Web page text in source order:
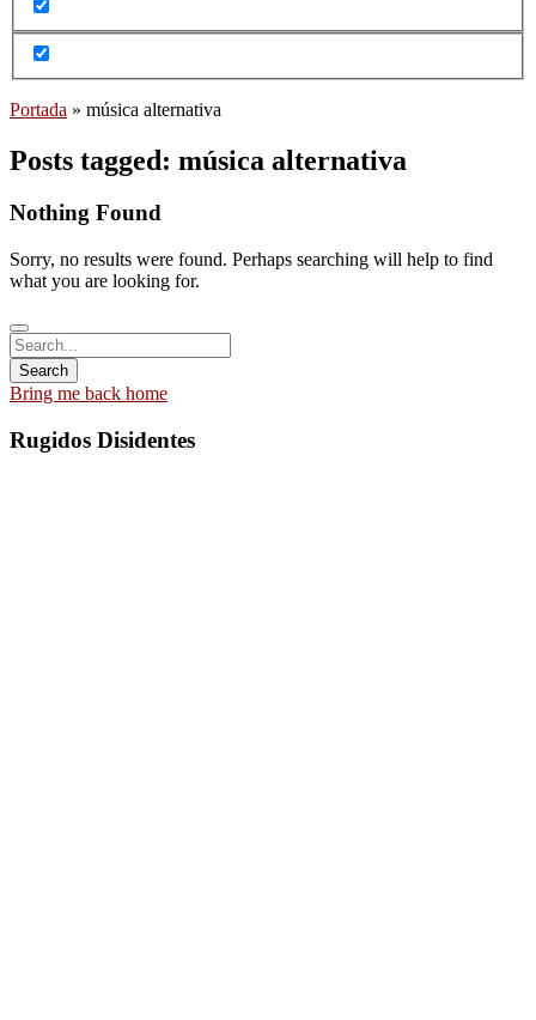
Portada » música alternativa
Posts tagged: música alternativa
Nothing Found
Sorry, no results were found. Perhaps searching will help to find
what you are looking for.
Bring me back home
Rugidos Disidentes